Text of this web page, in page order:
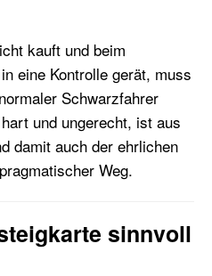
kauft und beim
eine Kontrolle gerät, muss
Schwarzfahrer
und ungerecht, ist aus
damit auch der ehrlichen
Weg.
sinnvoll